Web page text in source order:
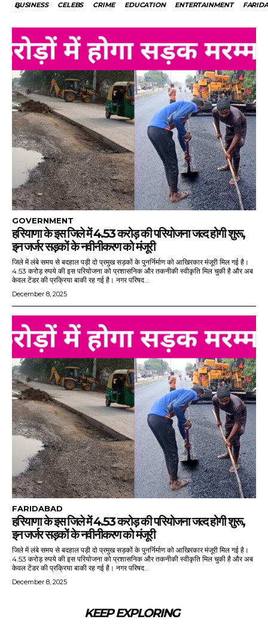
BUSINESS CELEBS CRIME EDUCATION ENTERTAINMENT
GOVERNMENT
हरियाणा के इस जिले में 4.53 करोड़ की परियोजना जल्द होगी शुरू,
इन जर्जर सड़कों के नवीनीकरण को मंजूरी
जिले में लंबे समय से बदहाल पड़ी दो प्रमुख सड़कों के पुनर्निर्माण को आखिरकार मंजूरी मिल गई है।
4.53 करोड़ रुपये की इस परियोजना को प्रशासनिक और तकनीकी स्वीकृति मिल चुकी है और अब
केवल टेंडर की प्रक्रिया बाकी रह गई है। नगर परिषद...
December 8, 2025
FARIDABAD
हरियाणा के इस जिले में 4.53 करोड़ की परियोजना जल्द होगी शुरू,
इन जर्जर सड़कों के नवीनीकरण को मंजूरी
जिले में लंबे समय से बदहाल पड़ी दो प्रमुख सड़कों के पुनर्निर्माण को आखिरकार मंजूरी मिल गई है।
4.53 करोड़ रुपये की इस परियोजना को प्रशासनिक और तकनीकी स्वीकृति मिल चुकी है और अब
केवल टेंडर की प्रक्रिया बाकी रह गई है। नगर परिषद...
December 8, 2025
KEEP EXPLORING